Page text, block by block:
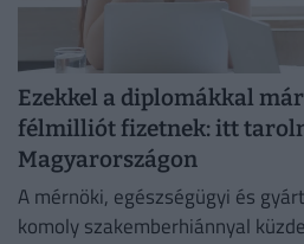
Ezekkel a diplomákkal
félmilliót fizetnek: itt
Magyarországon
A mérnöki, egészségügyi és
komoly szakemberhiánnyal